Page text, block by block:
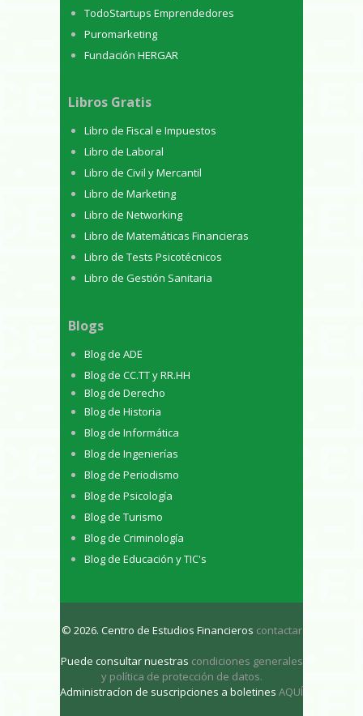
TodoStartups Emprendedores
Puromarketing
Fundación HERGAR
Libros Gratis
Libro de Fiscal e Impuestos
Libro de Laboral
Libro de Civil y Mercantil
Libro de Marketing
Libro de Networking
Libro de Matemáticas Financieras
Libro de Tests Psicotécnicos
Libro de Gestión Sanitaria
Blogs
Blog de ADE
Blog de CC.TT y RR.HH
Blog de Derecho
Blog de Historia
Blog de Informática
Blog de Ingenierías
Blog de Periodismo
Blog de Psicología
Blog de Turismo
Blog de Criminología
Blog de Educación y TIC's
© 2026. Centro de Estudios Financieros contactar
Puede consultar nuestras condiciones generales
y política de protección de datos.
Administracíon de suscripciones a boletines AQUÍ